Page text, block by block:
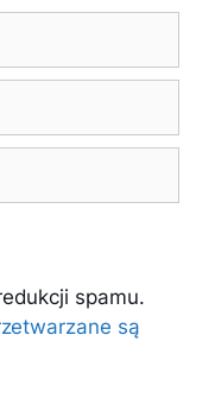
spamu.
są